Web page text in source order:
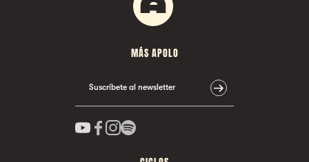
MÁS APOLO
Suscríbete al newsletter